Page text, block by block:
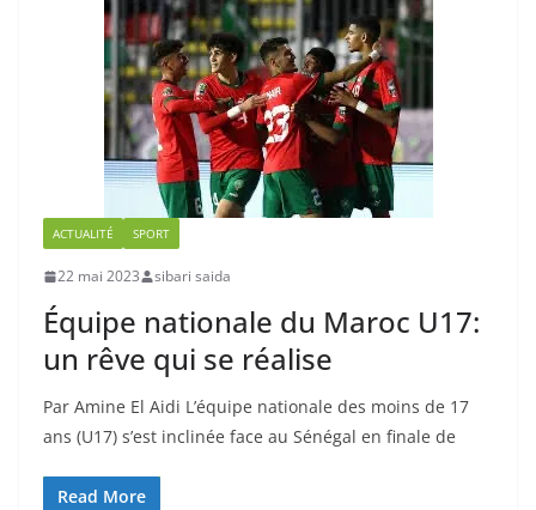
ACTUALITÉ SPORT
22 mai 2023 sibari saida
Équipe nationale du Maroc U17:
un rêve qui se réalise
Par Amine El Aidi L’équipe nationale des moins de 17
ans (U17) s’est inclinée face au Sénégal en finale de
Read More